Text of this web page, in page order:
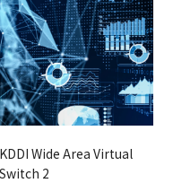
KDDI Wide Area Virtual
Switch 2